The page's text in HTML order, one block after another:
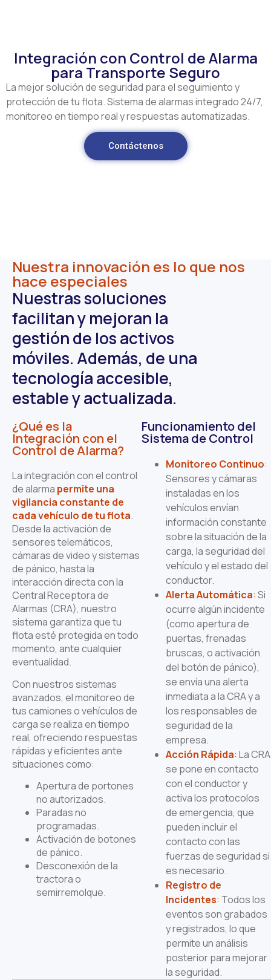
Integración con Control de Alarma
para Transporte Seguro
La mejor solución de seguridad para el seguimiento y
protección de tu flota. Sistema de alarmas integrado 24/7,
monitoreo en tiempo real y respuestas automatizadas.
Contáctenos
Nuestra innovación es lo que nos
hace especiales
Nuestras soluciones
facilitan y mejoran la
gestión de los activos
móviles. Además, de una
tecnología accesible,
estable y actualizada.
¿Qué es la
Integración con el
Control de Alarma?
La integración con el control
de alarma permite una
vigilancia constante de
cada vehículo de tu flota.
Desde la activación de
sensores telemáticos,
cámaras de video y sistemas
de pánico, hasta la
interacción directa con la
Central Receptora de
Alarmas (CRA), nuestro
sistema garantiza que tu
flota esté protegida en todo
momento, ante cualquier
eventualidad.
Con nuestros sistemas
avanzados, el monitoreo de
tus camiones o vehículos de
carga se realiza en tiempo
real, ofreciendo respuestas
rápidas y eficientes ante
situaciones como:
Apertura de portones
no autorizados.
Paradas no
programadas.
Activación de botones
de pánico.
Desconexión de la
tractora o
semirremolque.
Funcionamiento del
Sistema de Control
Monitoreo Continuo:
Sensores y cámaras
instaladas en los
vehículos envían
información constante
sobre la situación de la
carga, la seguridad del
vehículo y el estado del
conductor.
Alerta Automática: Si
ocurre algún incidente
(como apertura de
puertas, frenadas
bruscas, o activación
del botón de pánico),
se envía una alerta
inmediata a la CRA y a
los responsables de
seguridad de la
empresa.
Acción Rápida: La CRA
se pone en contacto
con el conductor y
activa los protocolos
de emergencia, que
pueden incluir el
contacto con las
fuerzas de seguridad si
es necesario.
Registro de
Incidentes: Todos los
eventos son grabados
y registrados, lo que
permite un análisis
posterior para mejorar
la seguridad.